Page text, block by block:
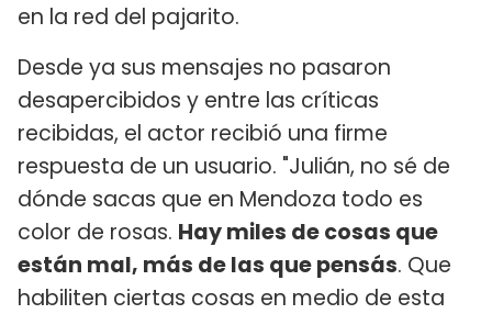
en la red del pajarito.
Desde ya sus mensajes no pasaron
desapercibidos y entre las críticas
recibidas, el actor recibió una firme
respuesta de un usuario. "Julián, no sé de
dónde sacas que en Mendoza todo es
color de rosas. Hay miles de cosas que
están mal, más de las que pensás. Que
habiliten ciertas cosas en medio de esta